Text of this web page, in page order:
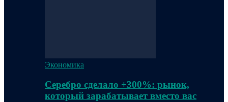
Экономика
Серебро сделало +300%: рынок,
который зарабатывает вместо вас